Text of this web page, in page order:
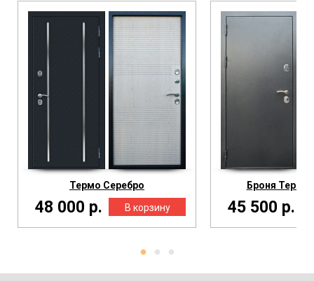
Термо Серебро
48 000 р.
Броня Термо
45 500 р.